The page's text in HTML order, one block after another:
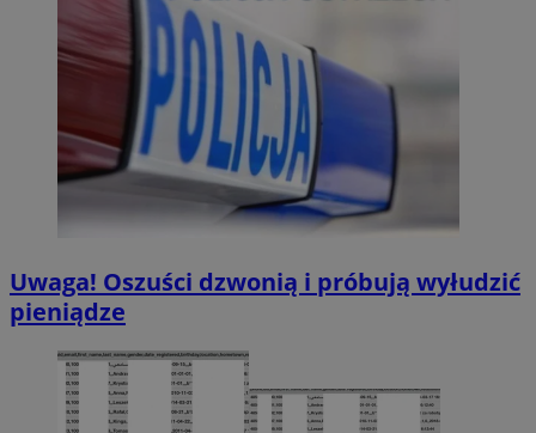
Uwaga! Oszuści dzwonią i próbują wyłudzić
pieniądze